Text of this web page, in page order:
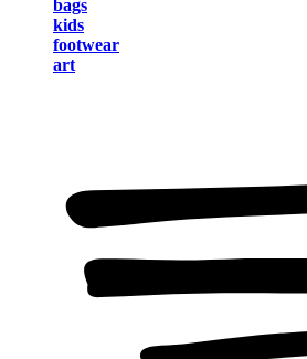
bags
kids
footwear
art